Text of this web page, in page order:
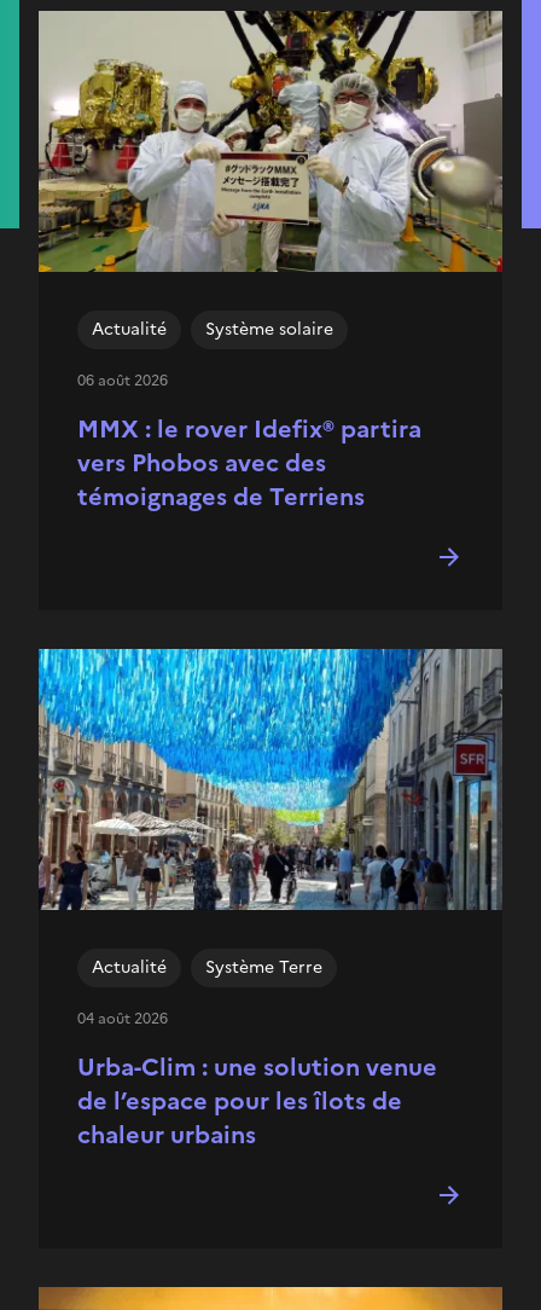
MMX : le rover Idefix® partira
vers Phobos avec des
témoignages de Terriens
Actualité Système solaire
06 août 2026
Urba-Clim : une solution venue
de l’espace pour les îlots de
chaleur urbains
Actualité Système Terre
04 août 2026